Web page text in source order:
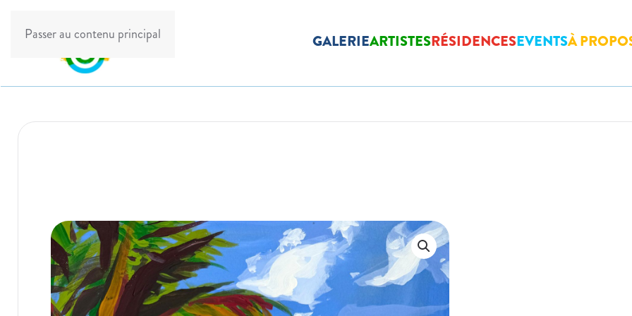
Passer au contenu principal GALERIEARTISTESRÉSIDENCESEVENTSÀ